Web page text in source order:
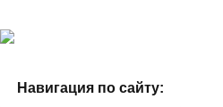
Навигация по сайту: